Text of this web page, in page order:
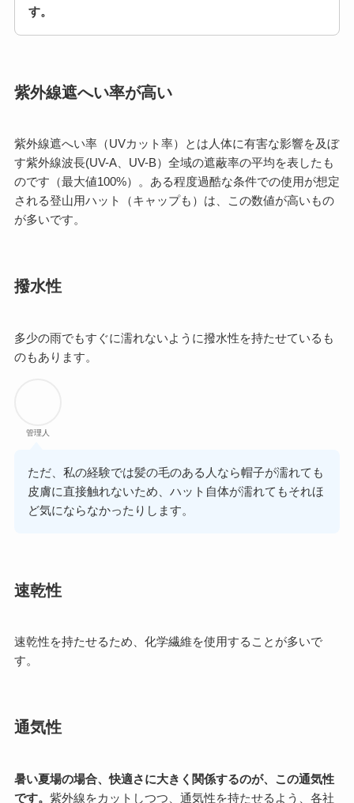
す。
紫外線遮へい率が高い
紫外線遮へい率（UVカット率）とは人体に有害な影響を及ぼ
す紫外線波長(UV-A、UV-B）全域の遮蔽率の平均を表したも
のです（最大値100%）。ある程度過酷な条件での使用が想定
される登山用ハット（キャップも）は、この数値が高いもの
が多いです。
撥水性
多少の雨でもすぐに濡れないように撥水性を持たせているも
のもあります。
管理人
ただ、私の経験では髪の毛のある人なら帽子が濡れても
皮膚に直接触れないため、ハット自体が濡れてもそれほ
ど気にならなかったりします。
速乾性
速乾性を持たせるため、化学繊維を使用することが多いで
す。
通気性
暑い夏場の場合、快適さに大きく関係するのが、この通気性
です。 紫外線をカットしつつ、通気性を持たせるよう、各社